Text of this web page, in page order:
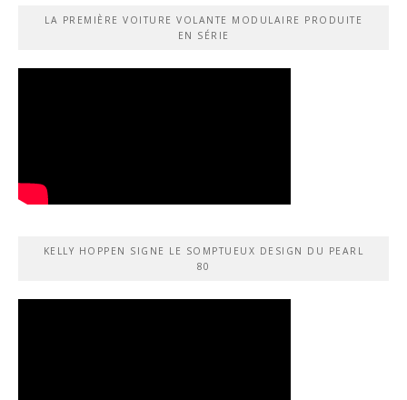
LA PREMIÈRE VOITURE VOLANTE MODULAIRE PRODUITE
EN SÉRIE
KELLY HOPPEN SIGNE LE SOMPTUEUX DESIGN DU PEARL
80